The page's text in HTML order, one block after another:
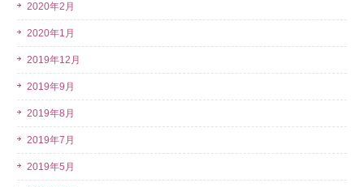
2020年2月
2020年1月
2019年12月
2019年9月
2019年8月
2019年7月
2019年5月